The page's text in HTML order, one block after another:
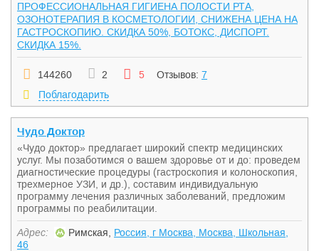
ПРОФЕССИОНАЛЬНАЯ ГИГИЕНА ПОЛОСТИ РТА,
ОЗОНОТЕРАПИЯ В КОСМЕТОЛОГИИ, СНИЖЕНА ЦЕНА НА
ГАСТРОСКОПИЮ. СКИДКА 50%, БОТОКС, ДИСПОРТ.
СКИДКА 15%.
144260 2 5 Отзывов: 7
Поблагодарить
Чудо Доктор
«Чудо доктор» предлагает широкий спектр медицинских
услуг. Мы позаботимся о вашем здоровье от и до: проведем
диагностические процедуры (гастроскопия и колоноскопия,
трехмерное УЗИ, и др.), составим индивидуальную
программу лечения различных заболеваний, предложим
программы по реабилитации.
Адрес: Римская, Россия, г Москва, Москва, Школьная,
46